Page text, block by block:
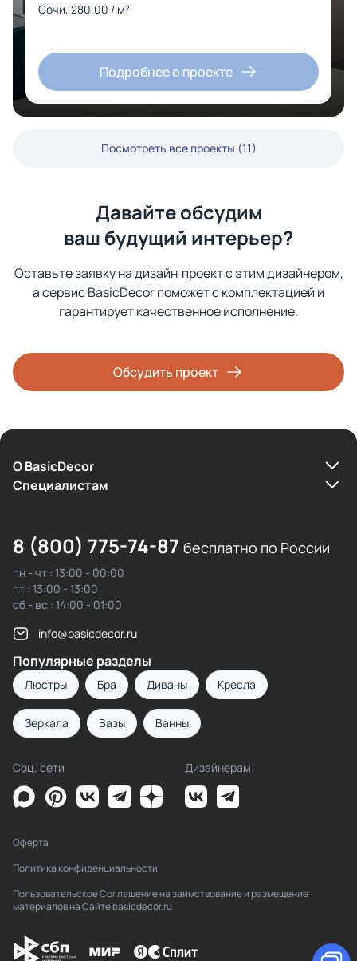
Сочи, 280.00 / м²
Подробнее о проекте
Посмотреть все проекты (11)
Давайте обсудим
ваш будущий интерьер?
Оставьте заявку на дизайн‑проект с этим дизайнером,
а сервис BasicDecor поможет с комплектацией и
гарантирует качественное исполнение.
Обсудить проект
О BasicDecor
Cпециалистам
8 (800) 775-74-87 бесплатно по России
пн - чт : 13:00 - 00:00
пт : 13:00 - 13:00
сб - вс : 14:00 - 01:00
info@basicdecor.ru
Популярные разделы
Люстры Бра Диваны Кресла
Зеркала Вазы Ванны
Соц. сети Дизайнерам
Оферта
Политика конфиденциальности
Пользовательское Соглашение на заимствование и размещение
материалов на Сайте basicdecor.ru